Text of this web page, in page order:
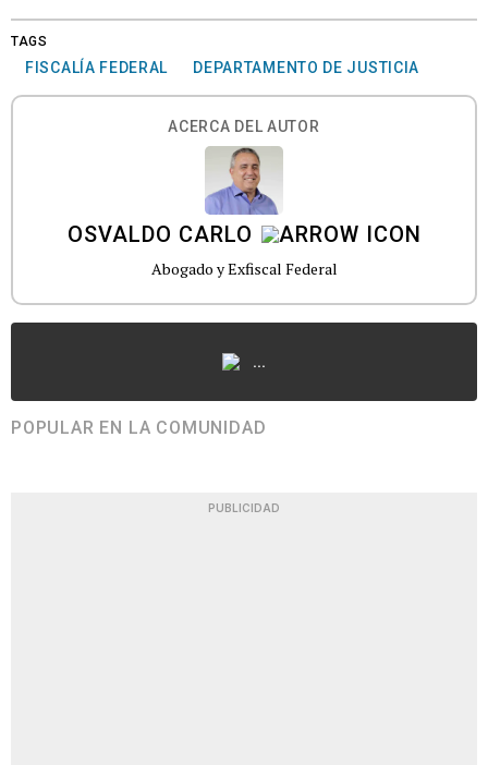
TAGS
FISCALÍA FEDERAL DEPARTAMENTO DE JUSTICIA
ACERCA DEL AUTOR
OSVALDO CARLO
Abogado y Exfiscal Federal
...
POPULAR EN LA COMUNIDAD
PUBLICIDAD